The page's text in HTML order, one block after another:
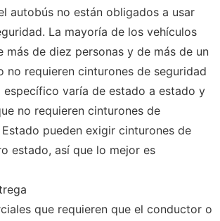
autobús no están obligados a usar
La mayoría de los vehículos
más de diez personas y de más de un
no requieren cinturones de seguridad
específico varía de estado a estado y
no requieren cinturones de
pueden exigir cinturones de
estado, así que lo mejor es
que requieren que el conductor o